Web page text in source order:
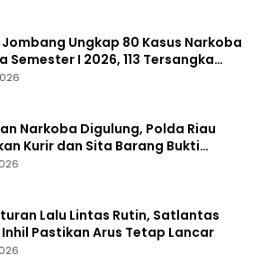
Ungkap 80 Kasus Narkoba
Semester I 2026, 113 Tersangka
Narkoba Digulung, Polda Riau
Kurir dan Sita Barang Bukti
Fantastis
Lalu Lintas Rutin, Satlantas
Inhil Pastikan Arus Tetap Lancar